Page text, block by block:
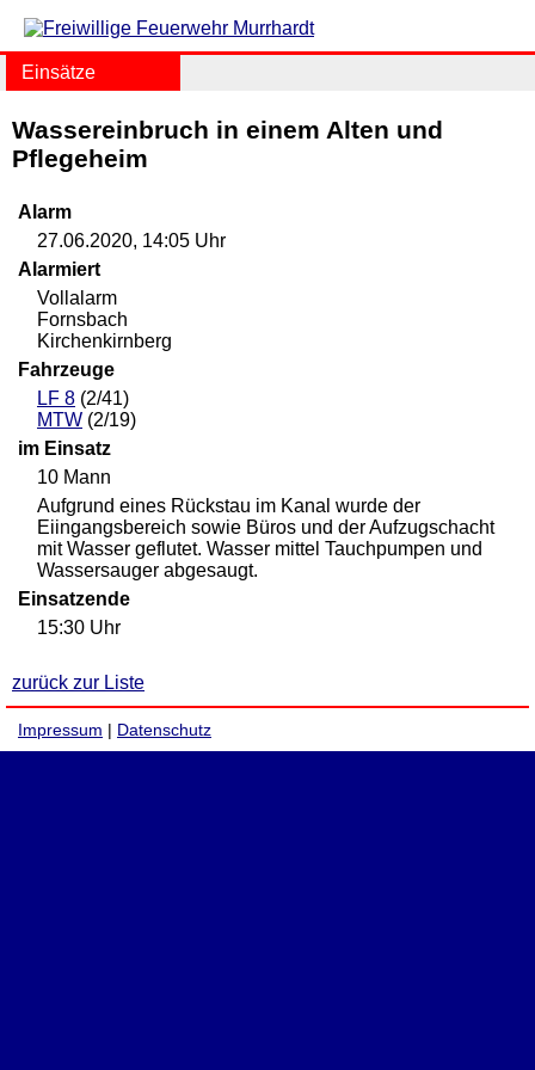
Einsätze
Wassereinbruch in einem Alten und
Pflegeheim
Alarm
27.06.2020, 14:05 Uhr
Alarmiert
Vollalarm
Fornsbach
Kirchenkirnberg
Fahrzeuge
LF 8 (2/41)
MTW (2/19)
im Einsatz
10 Mann
Aufgrund eines Rückstau im Kanal wurde der
Eiingangsbereich sowie Büros und der Aufzugschacht
mit Wasser geflutet. Wasser mittel Tauchpumpen und
Wassersauger abgesaugt.
Einsatzende
15:30 Uhr
zurück zur Liste
Impressum | Datenschutz